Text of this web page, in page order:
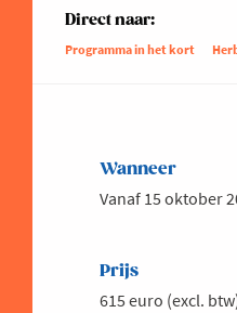
Direct naar:
Programma in het kort
Wanneer
Vanaf 15 oktober
Prijs
615 euro (excl.